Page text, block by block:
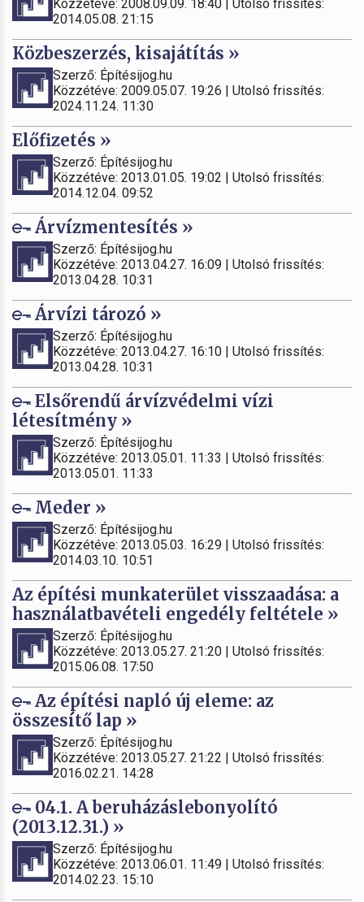
Közzétéve: 2008.09.09. 18:40 | Utolsó frissítés:
2014.05.08. 21:15
Közbeszerzés, kisajátítás »
Szerző: Építésijog.hu
Közzétéve: 2009.05.07. 19:26 | Utolsó frissítés:
2024.11.24. 11:30
Előfizetés »
Szerző: Építésijog.hu
Közzétéve: 2013.01.05. 19:02 | Utolsó frissítés:
2014.12.04. 09:52
Árvízmentesítés »
Szerző: Építésijog.hu
Közzétéve: 2013.04.27. 16:09 | Utolsó frissítés:
2013.04.28. 10:31
Árvízi tározó »
Szerző: Építésijog.hu
Közzétéve: 2013.04.27. 16:10 | Utolsó frissítés:
2013.04.28. 10:31
Elsőrendű árvízvédelmi vízi
létesítmény »
Szerző: Építésijog.hu
Közzétéve: 2013.05.01. 11:33 | Utolsó frissítés:
2013.05.01. 11:33
Meder »
Szerző: Építésijog.hu
Közzétéve: 2013.05.03. 16:29 | Utolsó frissítés:
2014.03.10. 10:51
Az építési munkaterület visszaadása: a
használatbavételi engedély feltétele »
Szerző: Építésijog.hu
Közzétéve: 2013.05.27. 21:20 | Utolsó frissítés:
2015.06.08. 17:50
Az építési napló új eleme: az
összesítő lap »
Szerző: Építésijog.hu
Közzétéve: 2013.05.27. 21:22 | Utolsó frissítés:
2016.02.21. 14:28
04.1. A beruházáslebonyolító
(2013.12.31.) »
Szerző: Építésijog.hu
Közzétéve: 2013.06.01. 11:49 | Utolsó frissítés:
2014.02.23. 15:10